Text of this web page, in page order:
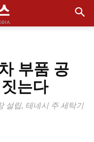
부품 공
짓는다
설립, 테네시 주 세탁기